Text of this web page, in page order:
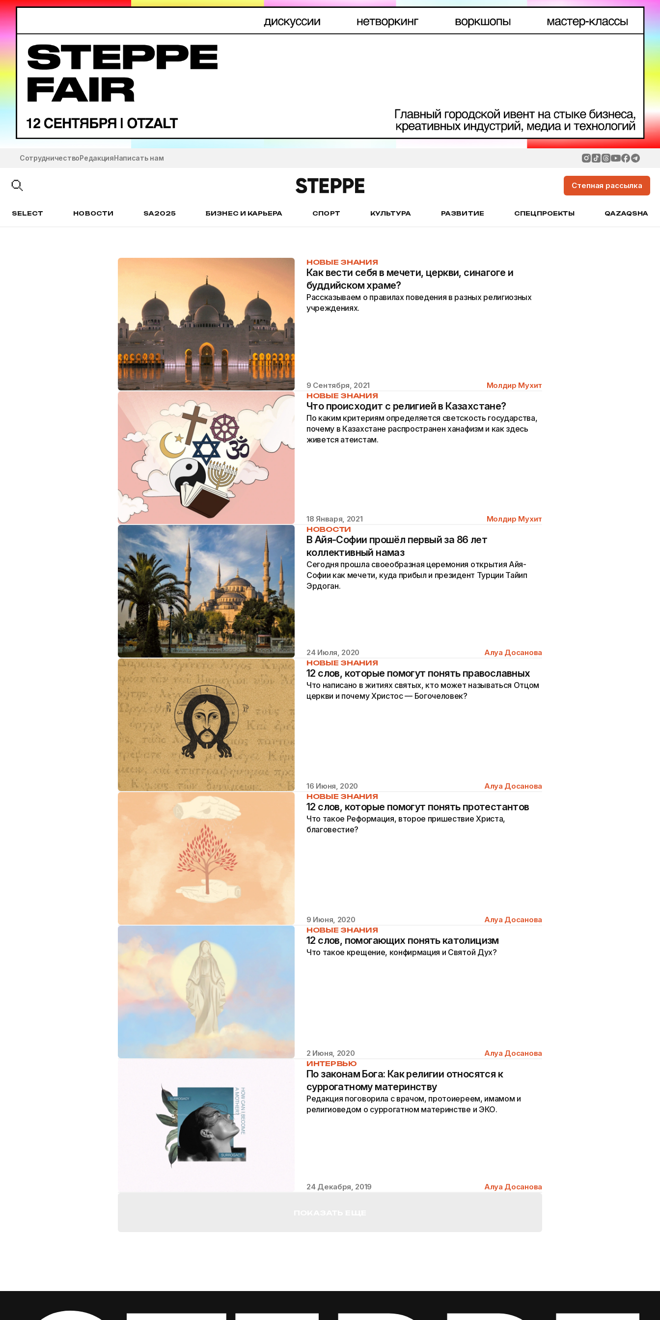
СотрудничествоРедакцияНаписать нам
Степная рассылка
SELECT НОВОСТИ SA2025 БИЗНЕС И КАРЬЕРА СПОРТ КУЛЬТУРА РАЗВИТИЕ СПЕЦПРОЕКТЫ QAZAQSHA
НОВЫЕ ЗНАНИЯ
Как вести себя в мечети, церкви, синагоге и
буддийском храме?
Рассказываем о правилах поведения в разных религиозных
учреждениях.
9 Сентября, 2021 Молдир Мухит
НОВЫЕ ЗНАНИЯ
Что происходит с религией в Казахстане?
По каким критериям определяется светскость государства,
почему в Казахстане распространен ханафизм и как здесь
живется атеистам.
18 Января, 2021 Молдир Мухит
НОВОСТИ
В Айя-Софии прошёл первый за 86 лет
коллективный намаз
Сегодня прошла своеобразная церемония открытия Айя-
Софии как мечети, куда прибыл и президент Турции Тайип
Эрдоган.
24 Июля, 2020 Алуа Досанова
НОВЫЕ ЗНАНИЯ
12 слов, которые помогут понять православных
Что написано в житиях святых, кто может называться Отцом
церкви и почему Христос — Богочеловек?
16 Июня, 2020 Алуа Досанова
НОВЫЕ ЗНАНИЯ
12 слов, которые помогут понять протестантов
Что такое Реформация, второе пришествие Христа,
благовестие?
9 Июня, 2020 Алуа Досанова
НОВЫЕ ЗНАНИЯ
12 слов, помогающих понять католицизм
Что такое крещение, конфирмация и Святой Дух?
2 Июня, 2020 Алуа Досанова
ИНТЕРВЬЮ
По законам Бога: Как религии относятся к
суррогатному материнству
Редакция поговорила с врачом, протоиереем, имамом и
религиоведом о суррогатном материнстве и ЭКО.
24 Декабря, 2019 Алуа Досанова